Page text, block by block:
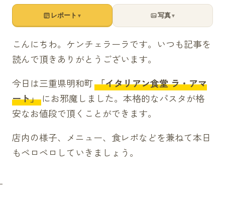
レポート ▼ 写真▼
こんにちわ。ケンチェラーラです。いつも記事を
読んで頂きありがとうございます。
今日は三重県明和町 「イタリアン食堂 ラ・アマ
ート」 にお邪魔しました。本格的なパスタが格
安なお値段で頂くことができます。
店内の様子、メニュー、 食レポなどを兼ねて本日
もペロペロしていきましょう。